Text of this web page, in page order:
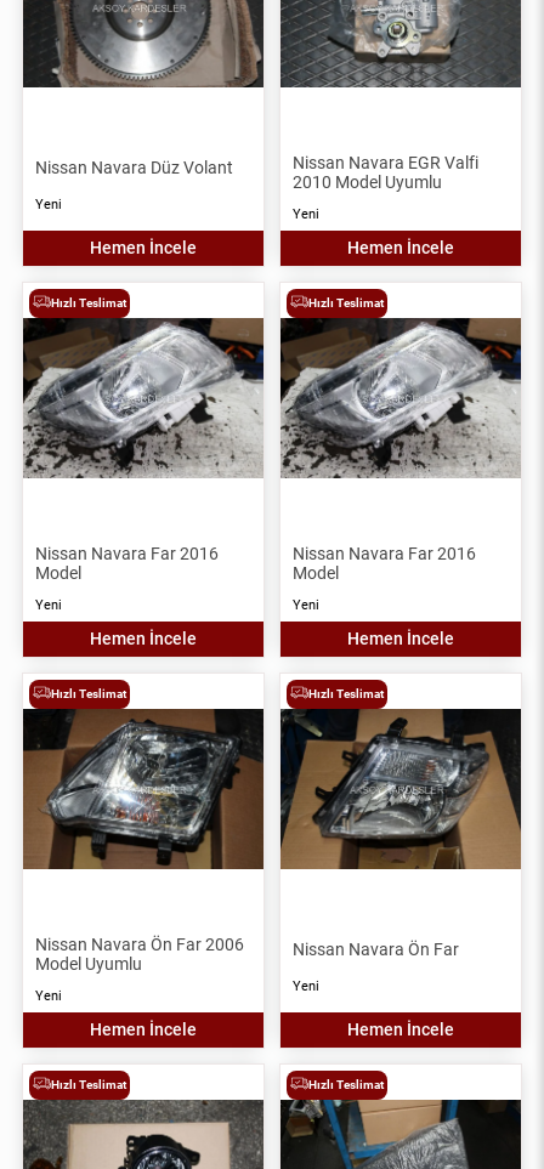
Nissan Navara Düz Volant
Yeni
Hemen İncele
Nissan Navara EGR Valfi
2010 Model Uyumlu
Yeni
Hemen İncele
Hızlı Teslimat
Nissan Navara Far 2016
Model
Yeni
Hemen İncele
Hızlı Teslimat
Nissan Navara Far 2016
Model
Yeni
Hemen İncele
Hızlı Teslimat
Nissan Navara Ön Far 2006
Model Uyumlu
Yeni
Hemen İncele
Hızlı Teslimat
Nissan Navara Ön Far
Yeni
Hemen İncele
Hızlı Teslimat Hızlı Teslimat